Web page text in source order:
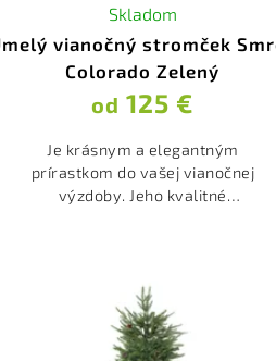
vianočný stromček
Colorado Zelený
Skladom
od 125 €
Je krásnym a elegantným
prírastkom do vašej vianočnej
výzdoby. Jeho kvalitné
mnoho rokov.